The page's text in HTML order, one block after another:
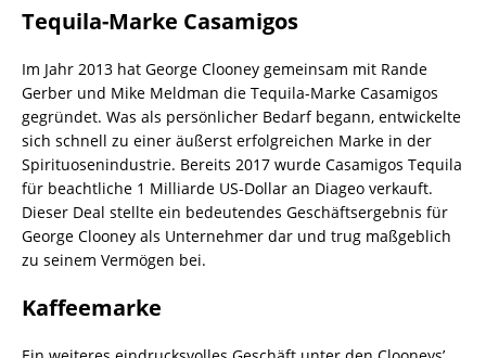
Tequila-Marke Casamigos
Im Jahr 2013 hat George Clooney gemeinsam mit Rande
Gerber und Mike Meldman die Tequila-Marke Casamigos
gegründet. Was als persönlicher Bedarf begann, entwickelte
sich schnell zu einer äußerst erfolgreichen Marke in der
Spirituosenindustrie. Bereits 2017 wurde Casamigos Tequila
für beachtliche 1 Milliarde US-Dollar an Diageo verkauft.
Dieser Deal stellte ein bedeutendes Geschäftsergebnis für
George Clooney als Unternehmer dar und trug maßgeblich
zu seinem Vermögen bei.
Kaffeemarke